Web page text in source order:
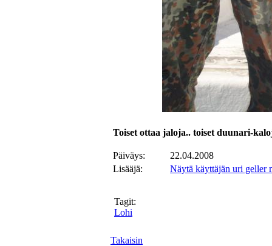
Toiset ottaa jaloja.. toiset duunari-
Päiväys:
22.04.2008
Lisääjä:
Näytä käyttäjän uri geller
Tagit:
Lohi
Takaisin